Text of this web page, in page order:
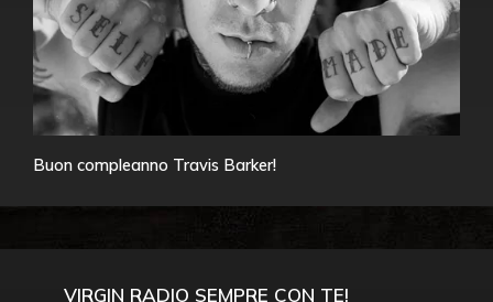
Buon compleanno Travis Barker!
VIRGIN RADIO SEMPRE CON TE!